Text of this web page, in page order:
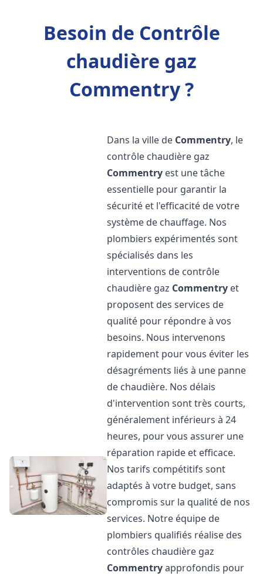
Besoin de Contrôle
chaudière gaz
Commentry ?
Dans la ville de Commentry, le
contrôle chaudière gaz
Commentry est une tâche
essentielle pour garantir la
sécurité et l'efficacité de votre
système de chauffage. Nos
plombiers expérimentés sont
spécialisés dans les
interventions de contrôle
chaudière gaz Commentry et
proposent des services de
qualité pour répondre à vos
besoins. Nous intervenons
rapidement pour vous éviter les
désagréments liés à une panne
de chaudière. Nos délais
d'intervention sont très courts,
généralement inférieurs à 24
heures, pour vous assurer une
réparation rapide et efficace.
Nos tarifs compétitifs sont
adaptés à votre budget, sans
compromis sur la qualité de nos
services. Notre équipe de
plombiers qualifiés réalise des
contrôles chaudière gaz
Commentryapprofondis pour